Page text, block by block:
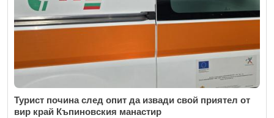
Турист почина след опит да извади свой приятел от
вир край Къпиновския манастир